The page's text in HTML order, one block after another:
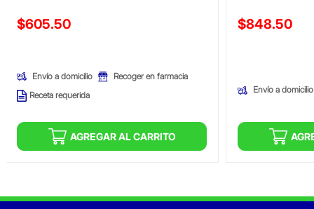
Precio reducido de
$605.50
Envío a domicilio
Recoger en farmacia
Receta requerida
AGREGAR AL CARRITO
Precio
$848.50
Envío a domicilio